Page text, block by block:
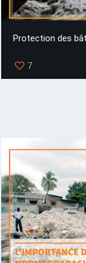
Protection des
7